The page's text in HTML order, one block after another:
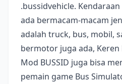
.bussidvehicle.
ada bermacam-macam
adalah truck, bus, mobil,
bermotor juga ada, Keren
Mod BUSSID juga bisa
pemain game Bus